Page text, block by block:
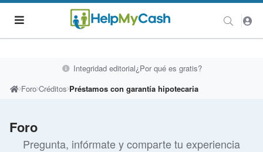
Integridad editorial¿Por qué es gratis?
Foro Créditos Préstamos con garantía hipotecaria
Foro
Pregunta, infórmate y comparte tu experiencia